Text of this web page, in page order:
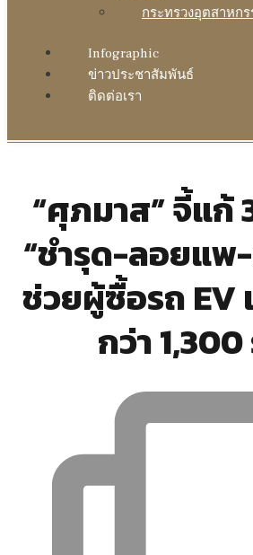
กระทรวงอุตสาหก
Infographic
ข่าวประชาสัมพันธ์
ติดต่อเรา
“ศุภมาส” จี้แก้
“ชำรุด-ลอยแพ
ช่วยผู้ซื้อรถ EV
กว่า 1,300